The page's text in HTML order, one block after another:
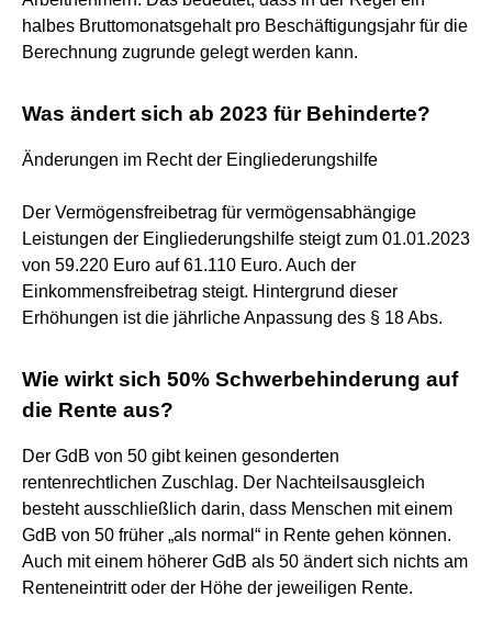
halbes Bruttomonatsgehalt pro Beschäftigungsjahr für die
Berechnung zugrunde gelegt werden kann.
Was ändert sich ab 2023 für Behinderte?
Änderungen im Recht der Eingliederungshilfe
Der Vermögensfreibetrag für vermögensabhängige
Leistungen der Eingliederungshilfe steigt zum 01.01.2023
von 59.220 Euro auf 61.110 Euro. Auch der
Einkommensfreibetrag steigt. Hintergrund dieser
Erhöhungen ist die jährliche Anpassung des § 18 Abs.
Wie wirkt sich 50% Schwerbehinderung auf
die Rente aus?
Der GdB von 50 gibt keinen gesonderten
rentenrechtlichen Zuschlag. Der Nachteilsausgleich
besteht ausschließlich darin, dass Menschen mit einem
GdB von 50 früher „als normal“ in Rente gehen können.
Auch mit einem höherer GdB als 50 ändert sich nichts am
Renteneintritt oder der Höhe der jeweiligen Rente.